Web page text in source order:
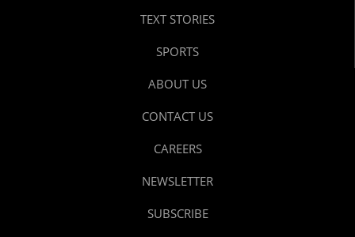
TEXT STORIES
SPORTS
ABOUT US
CONTACT US
CAREERS
NEWSLETTER
SUBSCRIBE